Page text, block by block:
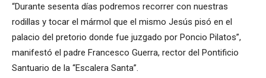
“Durante sesenta días podremos recorrer con nuestras
rodillas y tocar el mármol que el mismo Jesús pisó en el
palacio del pretorio donde fue juzgado por Poncio Pilatos”,
manifestó el padre Francesco Guerra, rector del Pontificio
Santuario de la “Escalera Santa”.